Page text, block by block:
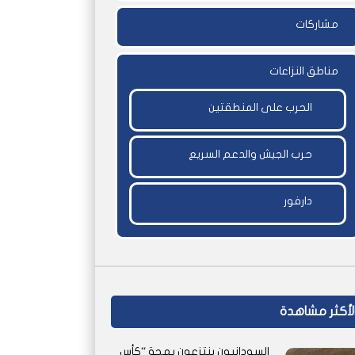
مشاركات
مناطق النزاعات
الحرب على المنطقتين
حرب الجيش والدعم السريع
دارفور
مشاهدة
السودانيون ينتزعون بهجة “كأس